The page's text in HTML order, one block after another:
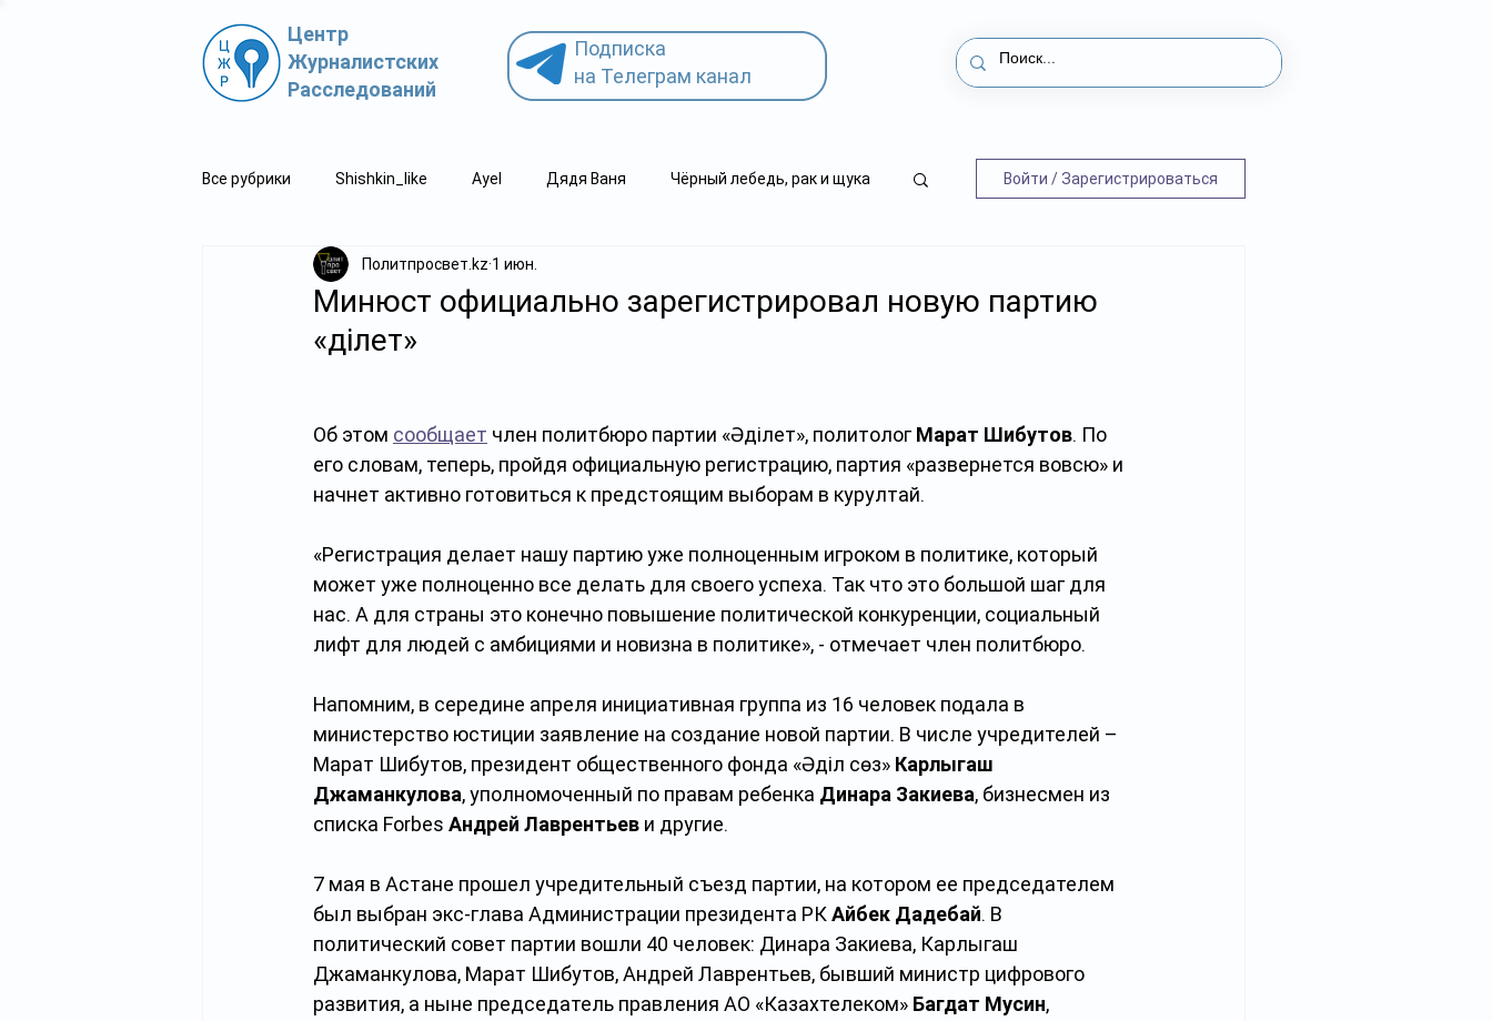
Центр
Журналистских
Расследований
Подписка
на Телеграм канал
Все рубрики Shishkin_like Ayel Дядя Ваня Чёрный лебедь, рак и щука
Политпросвет.kz Свидетель.kz
Войти / Зарегистрироваться
Минюст официально зарегистрировал новую партию
«Әділет»
Политпросвет.kz 1 июн.
Об этом сообщает член политбюро партии «Әділет», политолог Марат Шибутов. По
его словам, теперь, пройдя официальную регистрацию, партия «развернется вовсю» и
начнет активно готовиться к предстоящим выборам в курултай.
«Регистрация делает нашу партию уже полноценным игроком в политике, который
может уже полноценно все делать для своего успеха. Так что это большой шаг для
нас. А для страны это конечно повышение политической конкуренции, социальный
лифт для людей с амбициями и новизна в политике», - отмечает член политбюро.
Напомним, в середине апреля инициативная группа из 16 человек подала в
министерство юстиции заявление на создание новой партии. В числе учредителей –
Марат Шибутов, президент общественного фонда «Әділ сөз» Карлыгаш
Джаманкулова, уполномоченный по правам ребенка Динара Закиева, бизнесмен из
списка Forbes Андрей Лаврентьев и другие.
7 мая в Астане прошел учредительный съезд партии, на котором ее председателем
был выбран экс-глава Администрации президента РК Айбек Дадебай. В
политический совет партии вошли 40 человек: Динара Закиева, Карлыгаш
Джаманкулова, Марат Шибутов, Андрей Лаврентьев, бывший министр цифрового
развития, а ныне председатель правления АО «Казахтелеком» Багдат Мусин,